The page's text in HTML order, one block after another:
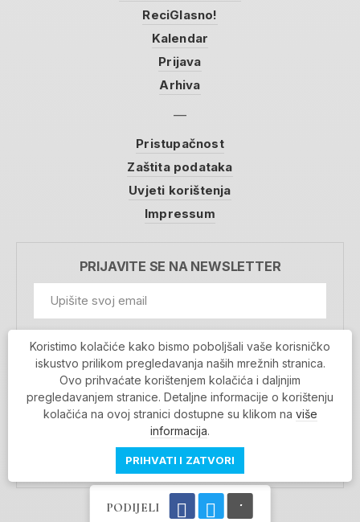
PODIJELI
ReciGlasno!
Kalendar
Prijava
Arhiva
Pristupačnost
Zaštita podataka
Uvjeti korištenja
Impressum
PRIJAVITE SE NA NEWSLETTER
Prihvaćam da se moji podaci spremaju u bazu
podataka i koriste u svrhu slanja MojaRijeka
newslettera
MOJARIJEKA NEWSLETTER
PRIJAVI SE
Povratak na vrh
Koristimo kolačiće kako bismo poboljšali vaše korisničko
iskustvo prilikom pregledavanja naših mrežnih stranica.
Ovo prihvaćate korištenjem kolačića i daljnjim
pregledavanjem stranice. Detaljne informacije o korištenju
kolačića na ovoj stranici dostupne su klikom na više
informacija.
PRIHVATI I ZATVORI